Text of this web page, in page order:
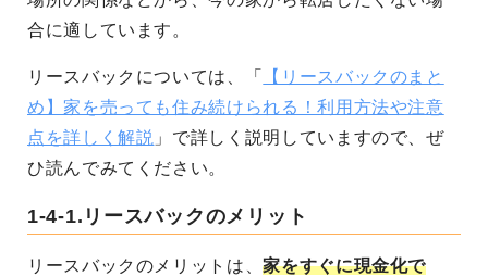
合に適しています。
リースバックについては、「
【リースバックのまと
め】家を売っても住み続けられる！利用方法や注意
点を詳しく解説 」で詳しく説明していますので、ぜ
ひ読んでみてください。
1-4-1. リースバックのメリット
リースバックのメリットは、家をすぐに現金化で